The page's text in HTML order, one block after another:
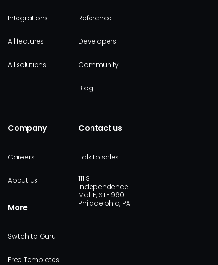
Integrations
All features
All solutions
Reference
Developers
Community
Blog
Company
Careers
About us
More
Switch to Guru
Free Templates
Contact us
Talk to sales
111 S
Independence
Mall E, STE 960
Philadelphia, PA